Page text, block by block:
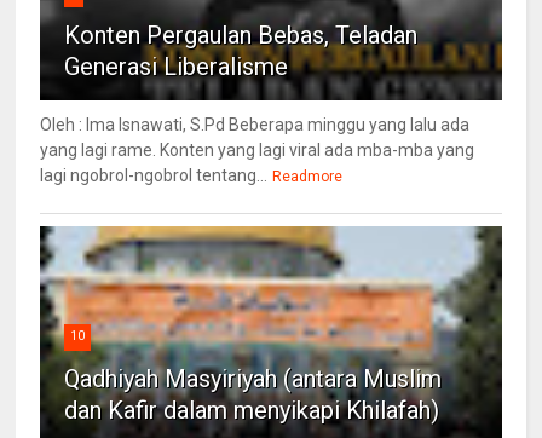
Konten Pergaulan Bebas, Teladan
Generasi Liberalisme
Oleh : Ima Isnawati, S.Pd Beberapa minggu yang lalu ada
yang lagi rame. Konten yang lagi viral ada mba-mba yang
lagi ngobrol-ngobrol tentang... Readmore
10
Qadhiyah Masyiriyah (antara Muslim
dan Kafir dalam menyikapi Khilafah)